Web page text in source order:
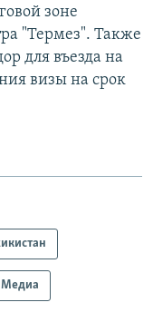
зоне
"Термез". Также
для въезда на
визы на срок